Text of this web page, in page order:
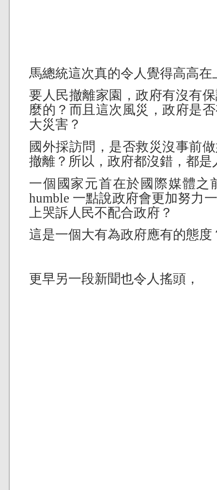
馬總統這次真的令人覺得高高
要人民撤離家園，政府有沒有
麼的？而且這次風災，政府是
大災害？
國外採訪問，是否救災沒事前
撤離？所以，政府都沒錯，都是
一個國家元首在於國際媒體之
humble 一點說政府會更加努力
上哭訴人民不配合政府？
這是一個大有為政府應有的態度
更早另一段新聞也令人搖頭，